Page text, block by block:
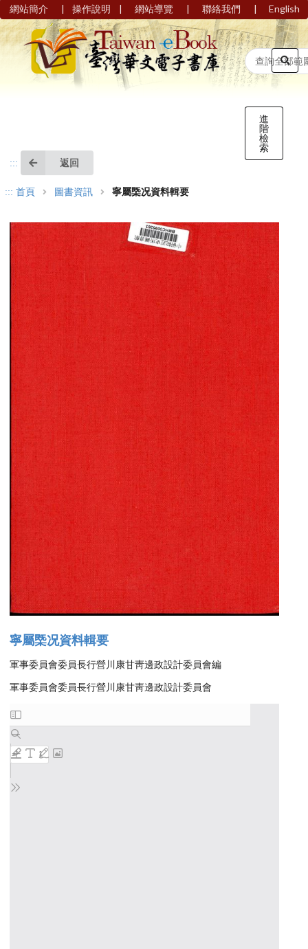
網站簡介 | 操作說明 | 網站導覽 | 聯絡我們 | English
進
階
檢
索
::: 返回
::: 首頁 圖書資訊 寧屬㮣况資料輯要
寧屬㮣况資料輯要
軍事委員會委員長行營川康甘靑邊政設計委員會編
軍事委員會委員長行營川康甘靑邊政設計委員會